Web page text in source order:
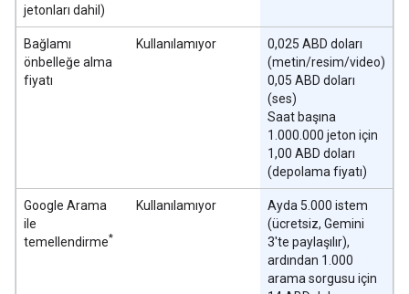
jetonları dahil)
Bağlamı
önbelleğe alma
fiyatı
Kullanılamıyor
0,025 ABD doları
(metin/resim/video)
0,05 ABD doları
(ses)
Saat başına
1.000.000 jeton için
1,00 ABD doları
(depolama fiyatı)
Google Arama
ile
temellendirme*
Kullanılamıyor
Ayda 5.000 istem
(ücretsiz, Gemini
3'te paylaşılır),
ardından 1.000
arama sorgusu için